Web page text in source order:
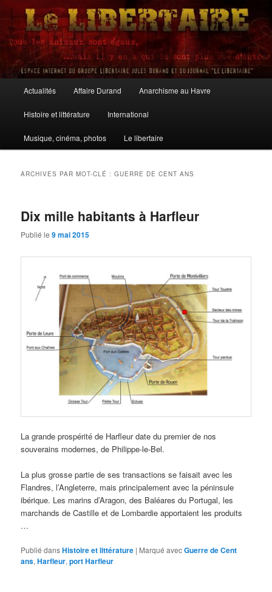
Aller
contenu
principal
Aller
contenu
secondaire
Le Libertaire
principal
Actualités Affaire Durand Anarchisme au Havre
Histoire et littérature International
Musique, cinéma, photos Le libertaire
ARCHIVES PAR MOT-CLÉ :GUERRE DE CENT ANS
Dix mille habitants à Harfleur
Publié le9 mai 2015
La grande prospérité de Harfleur date du premier de nos
souverains modernes, de Philippe-le-Bel.
La plus grosse partie de ses transactions se faisait avec les
Flandres, l’Angleterre, mais principalement avec la péninsule
ibérique. Les marins d’Aragon, des Baléares du Portugal, les
marchands de Castille et de Lombardie apportaient les produits
…
Publié dansHistoire et littérature | Marqué avecGuerre de Cent
ans,Harfleur,port Harfleur